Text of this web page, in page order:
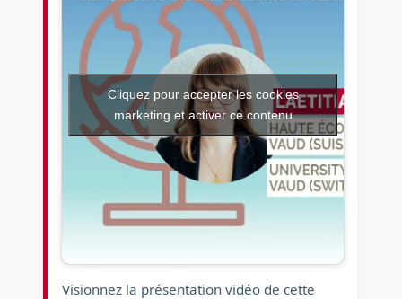
Cliquez pour accepter les cookies
marketing et activer ce contenu
Visionnez la présentation vidéo de cette